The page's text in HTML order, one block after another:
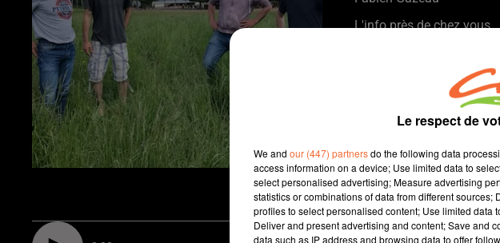
L'info près de chez vous
- La campagne des
- Grippe aviaire : Les
en dépit du bon sens se
- Le Midi 30 succède à
- Sports : la frustration
handballeuses celloises
Le respect de
We and our (447) partnersdo the following data
access information on a device; Use limited data to
select personalised advertising; Measure advertising
statistics or combinations of data from different
profiles to select personalised content; Use limited data
Deliver and present advertising and content; Save and
data such as IP address and browsing data to offer